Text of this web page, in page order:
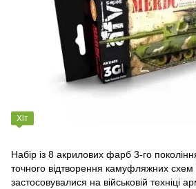
Хіт
Набір із 8 акрилових фарб 3‑го
точного відтворення камуфляжних
застосовувалися на військовій техніці